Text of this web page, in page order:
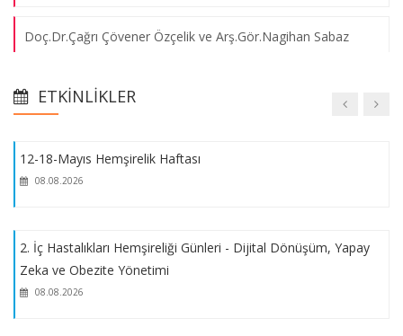
Doç.Dr.Çağrı Çövener Özçelik ve Arş.Gör.Nagihan Sabaz
Akreditasyon Belgesi
Akreditasyon Duyurusu
2024-2025 Eğitim-Öğretim Yılı Oryantasyon Programı
ETKINLIKLER
08.08.2026
12-18-Mayıs Hemşirelik Haftası
08.08.2026
2. İç Hastalıkları Hemşireliği Günleri - Dijital Dönüşüm, Yapay
Zeka ve Obezite Yönetimi
08.08.2026